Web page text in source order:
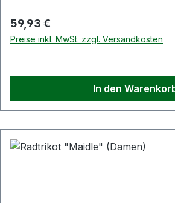
Regulärer Preis:
59,93 €
Preise inkl. MwSt. zzgl. Versandkosten
In den